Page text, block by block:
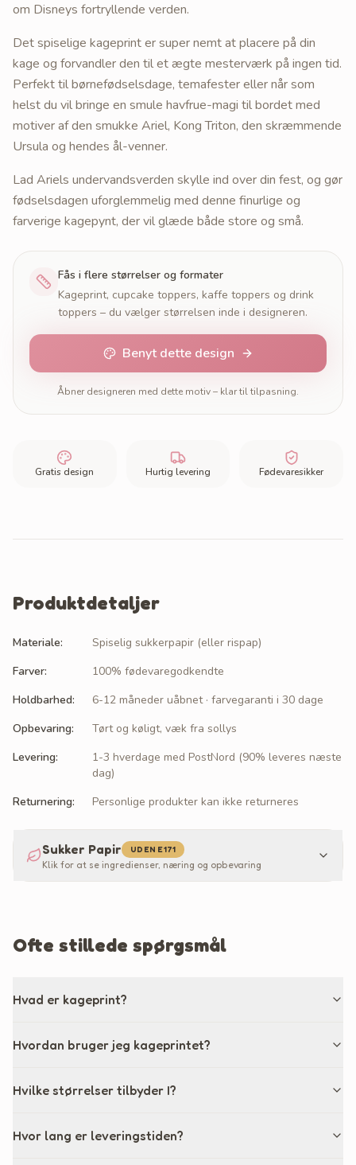
om Disneys fortryllende verden.
Det spiselige kageprint er super nemt at placere på din
kage og forvandler den til et ægte mesterværk på ingen tid.
Perfekt til børnefødselsdage, temafester eller når som
helst du vil bringe en smule havfrue-magi til bordet med
motiver af den smukke Ariel, Kong Triton, den skræmmende
Ursula og hendes ål-venner.
Lad Ariels undervandsverden skylle ind over din fest, og gør
fødselsdagen uforglemmelig med denne finurlige og
farverige kagepynt, der vil glæde både store og små.
Fås i flere størrelser og formater
Kageprint, cupcake toppers, kaffe toppers og drink
toppers – du vælger størrelsen inde i designeren.
Benyt dette design
Åbner designeren med dette motiv – klar til tilpasning.
Gratis design Hurtig levering Fødevaresikker
Produktdetaljer
Materiale:
Spiselig sukkerpapir (eller rispap)
Farver:
100% fødevaregodkendte
Holdbarhed:
6-12 måneder uåbnet · farvegaranti i 30 dage
Opbevaring:
Tørt og køligt, væk fra sollys
Levering:
1-3 hverdage med PostNord (90% leveres næste
dag)
Returnering: Personlige produkter kan ikke returneres
Sukker Papir UDEN E171
Klik for at se ingredienser, næring og opbevaring
Ofte stillede spørgsmål
Hvad er kageprint?
Hvordan bruger jeg kageprintet?
Hvilke størrelser tilbyder I?
Hvor lang er leveringstiden?